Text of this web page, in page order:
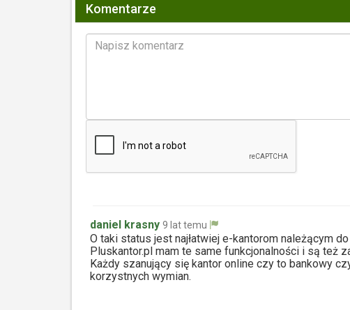
Komentarze
daniel krasny 9 lat temu
O taki status jest najłatwiej e-kantorom należącym
Pluskantor.pl mam te same funkcjonalności i są też
Każdy szanujący się kantor online czy to bankowy
korzystnych wymian.